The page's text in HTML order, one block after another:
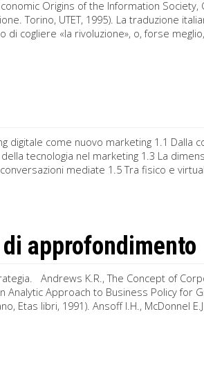
Origins of the Information
Torino, UTET, 1995). La traduzione
cogliere «la rivoluzione», o, forse meglio,
come nuovo marketing 1.1 Dalla
tecnologia nel marketing 1.3 La
mediate 1.5 Tra fisico e
approfondimento
Andrews K.R., The Concept of
Analytic Approach to Business Policy for
Etas libri, 1991). Ansoff I.H., McDonnel